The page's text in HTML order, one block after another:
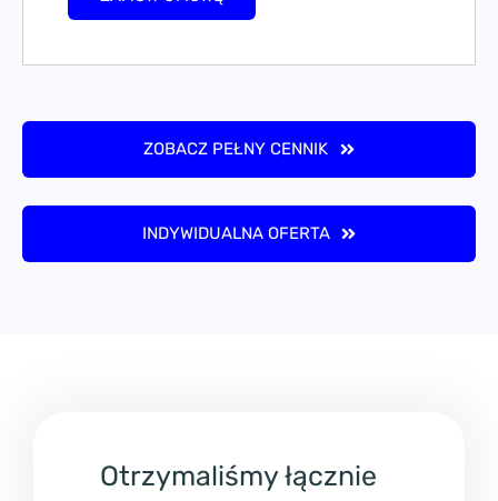
ZOBACZ PEŁNY CENNIK
INDYWIDUALNA OFERTA
Otrzymaliśmy łącznie